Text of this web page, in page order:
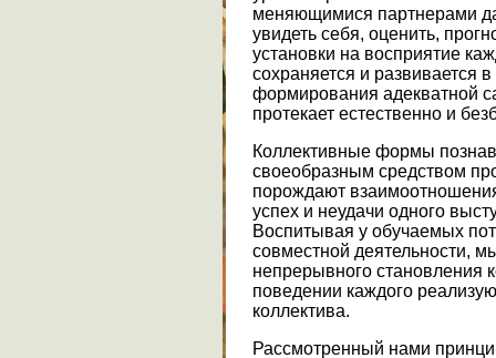
меняющимися партнерами
увидеть себя, оценить,
установки на восприятие
сохраняется и развивается
формирования адекватной
протекает естественно и
Коллективные формы
своеобразным средством
порождают
успех и неудачи одного
Воспитывая у обучаемых
совместной деятельности,
непрерывного становления
поведении каждого
коллектива.
Рассмотренный нами